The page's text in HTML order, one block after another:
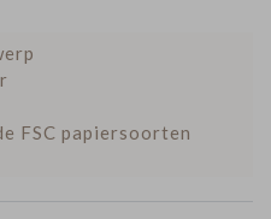
FSC papiersoorten